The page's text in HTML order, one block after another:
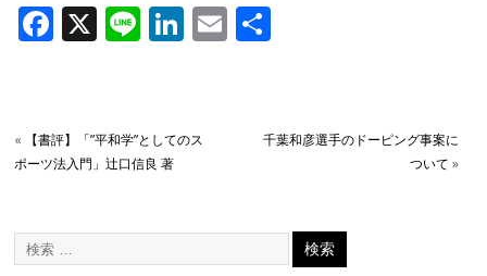
F
b
o
k
X Li Li
e
E
«
【書評】「”平和学”としてのス
ポーツ法入門」辻口信良 著
千葉和彦選手のドーピング事案に
ついて »